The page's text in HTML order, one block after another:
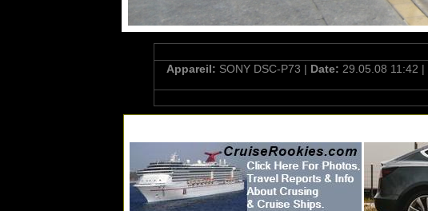
Appareil: SONY DSC-P73 | Date: 29.05.08 11:42 |